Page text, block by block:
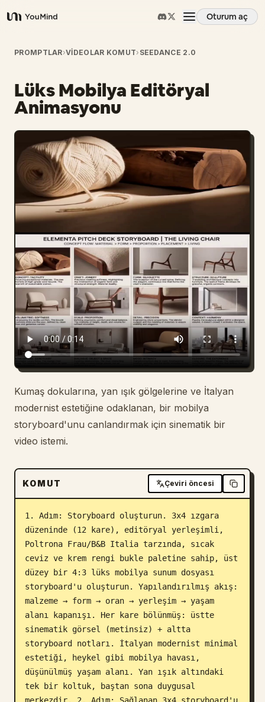
YouMind
Oturum aç
Genel Bakış
Kullanım Senaryoları
Beceriler
İstemler
Fiyatlandırma
Blog
Güncellemeler
PROMPTLAR›VIDEOLAR KOMUT› SEEDANCE 2.0
Lüks Mobilya Editöryal
Animasyonu
Kumaş dokularına, yan ışık gölgelerine ve İtalyan
modernist estetiğine odaklanan, bir mobilya
storyboard'unu canlandırmak için sinematik bir
video istemi.
KOMUT Çeviri öncesi
1. Adım: Storyboard oluşturun. 3x4 ızgara
düzeninde (12 kare), editöryal yerleşimli,
Poltrona Frau/B&B Italia tarzında, sıcak
ceviz ve krem rengi bukle paletine sahip, üst
düzey bir 4:3 lüks mobilya sunum dosyası
storyboard'u oluşturun. Yapılandırılmış akış:
malzeme → form → oran → yerleşim → yaşam
alanı kapanışı. Her kare bölünmüş: üstte
sinematik görsel (metinsiz) + altta
storyboard notları. İtalyan modernist minimal
estetiği, heykel gibi mobilya havası,
düşünülmüş yaşam alanı. Yan ışık altındaki
tek bir koltuk, baştan sona duygusal